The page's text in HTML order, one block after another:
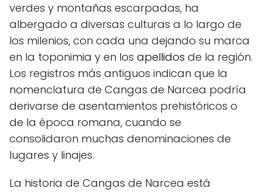
verdes y montañas escarpadas, ha
albergado a diversas culturas a lo largo de
los milenios, con cada una dejando su marca
en la toponimia y en los apellidos de la región.
Los registros más antiguos indican que la
nomenclatura de Cangas de Narcea podría
derivarse de asentamientos prehistóricos o
de la época romana, cuando se
consolidaron muchas denominaciones de
lugares y linajes.
La historia de Cangas de Narcea está